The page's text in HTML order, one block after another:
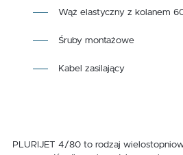
Wąż elastyczny z kolanem
Śruby montażowe
Kabel zasilający
PLURIJET 4/80 to rodzaj